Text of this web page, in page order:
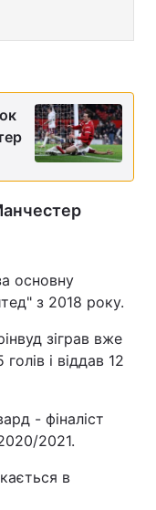
основну
з 2018 року.
зіграв вже
і віддав 12
- фіналіст
2021.
в